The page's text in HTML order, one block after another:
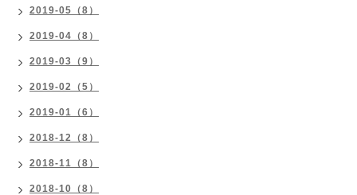
2019-05（8）
2019-04（8）
2019-03（9）
2019-02（5）
2019-01（6）
2018-12（8）
2018-11（8）
2018-10（8）